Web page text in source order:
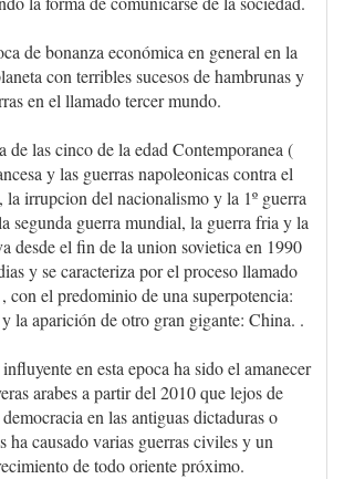
de bonanza económica en general en la
con terribles sucesos de hambrunas y
en el llamado tercer mundo.
de las cinco de la edad Contemporanea (
y las guerras napoleonicas contra el
la irrupcion del nacionalismo y la 1º guerra
segunda guerra mundial, la guerra fria y la
desde el fin de la union sovietica en 1990
y se caracteriza por el proceso llamado
, con el predominio de una superpotencia:
la aparición de otro gran gigante: China. .
en esta epoca ha sido el amanecer
arabes a partir del 2010 que lejos de
en las antiguas dictaduras o
ha causado varias guerras civiles y un
de todo oriente próximo.